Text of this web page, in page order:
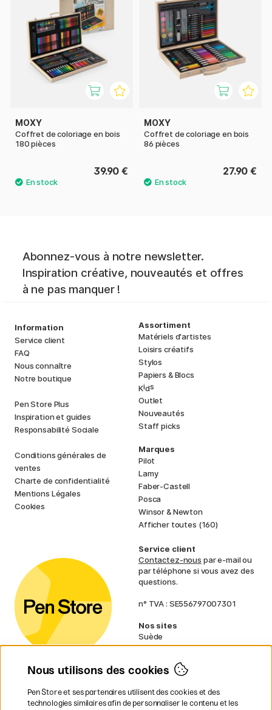
MOXY
Coffret de coloriage en bois
180 pièces
39.90 €
MOXY
Coffret de coloriage en bois
86 pièces
27.90 €
Abonnez-vous à notre newsletter.
Inspiration créative, nouveautés et offres
à ne pas manquer !
Information
Service client
FAQ
Nous connaître
Notre boutique
Pen Store Plus
Inspiration et guides
Responsabilité Sociale
Conditions générales de
ventes
Charte de confidentialité
Mentions Légales
Cookies
Assortiment
Matériels d'artistes
Loisirs créatifs
Stylos
Papiers & Blocs
Kids
Outlet
Nouveautés
Staff picks
Marques
Pilot
Lamy
Faber-Castell
Posca
Winsor & Newton
Afficher toutes (160)
Service client
Contactez-nous par e-mail ou
par téléphone si vous avez des
questions.
n° TVA : SE556797007301
Nos sites
Suède
Norvège
Finlande
Irlande
Pays-Bas
Nous utilisons des cookies
Pen Store et ses partenaires utilisent des cookies et des
technologies similaires afin de personnaliser le contenu et les